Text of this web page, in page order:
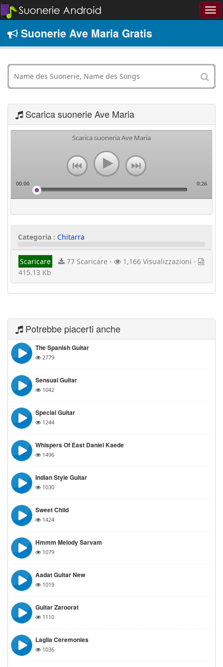
Suonerie Ave Maria Gratis
Scarica suonerie Ave Maria
Scarica suoneria Ave Maria
00:00 0:26
Categoria : Chitarra
Scaricare 77 Scaricare -
1,166 Visualizzazioni -
415.13 Kb
Potrebbe piacerti anche
The Spanish Guitar
2779
Sensual Guitar
1042
Special Guitar
1244
Whispers Of East Daniel Kaede
1496
Indian Style Guitar
1030
Sweet Child
1424
Hmmm Melody Sarvam
1079
Aadat Guitar New
1019
Guitar Zaroorat
1110
Laglia Ceremonies
1036